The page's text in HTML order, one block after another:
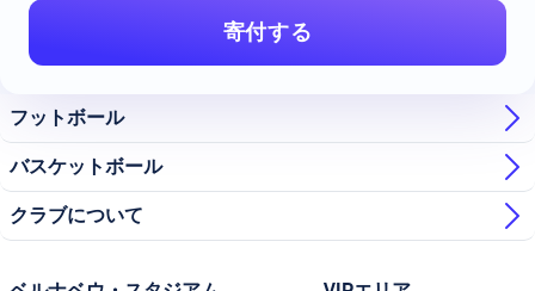
寄付する
フットボール
バスケットボール
クラブについて